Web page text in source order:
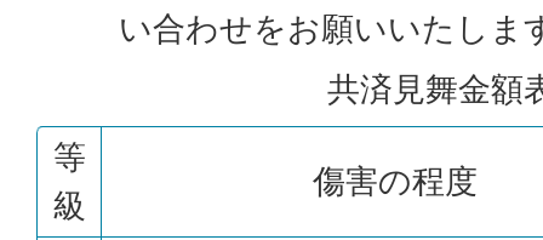
い合わせをお願いいたしま
共済見舞金額
等
級
傷害の程度